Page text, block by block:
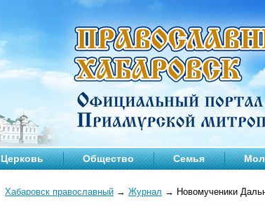
Церковь Общество Семья
Хабаровск православный → Журнал → Новомученики